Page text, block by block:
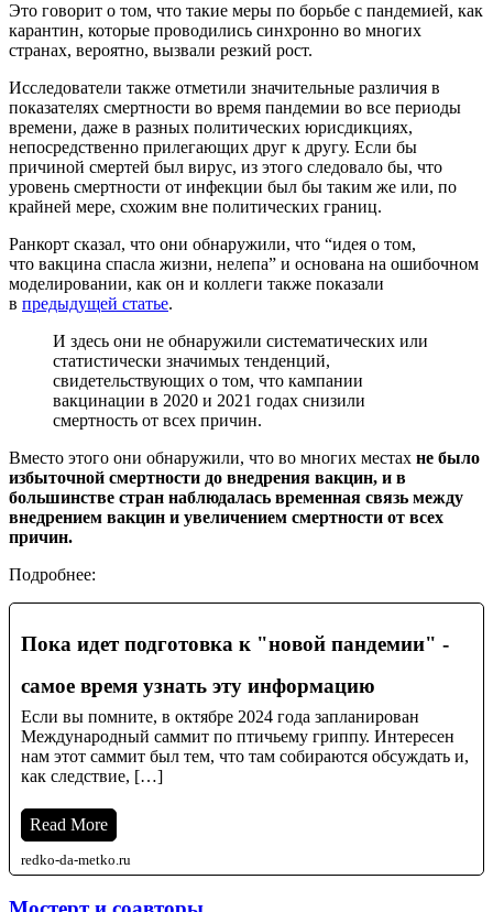
Это говорит о том, что такие меры по борьбе с пандемией, как
карантин, которые проводились синхронно во многих
странах, вероятно, вызвали резкий рост.
Исследователи также отметили значительные различия в
показателях смертности во время пандемии во все периоды
времени, даже в разных политических юрисдикциях,
непосредственно прилегающих друг к другу. Если бы
причиной смертей был вирус, из этого следовало бы, что
уровень смертности от инфекции был бы таким же или, по
крайней мере, схожим вне политических границ.
Ранкорт сказал, что они обнаружили, что “идея о том,
что вакцина спасла жизни, нелепа” и основана на ошибочном
моделировании, как он и коллеги также показали
в предыдущей статье.
И здесь они не обнаружили систематических или
статистически значимых тенденций,
свидетельствующих о том, что кампании
вакцинации в 2020 и 2021 годах снизили
смертность от всех причин.
Вместо этого они обнаружили, что во многих местах не было
избыточной смертности до внедрения вакцин, и в
большинстве стран наблюдалась временная связь между
внедрением вакцин и увеличением смертности от всех
причин.
Подробнее:
Пока идет подготовка к "новой пандемии" -
самое время узнать эту информацию
Если вы помните, в октябре 2024 года запланирован
Международный саммит по птичьему гриппу. Интересен
нам этот саммит был тем, что там собираются обсуждать и,
как следствие, […]
Read More
redko-da-metko.ru